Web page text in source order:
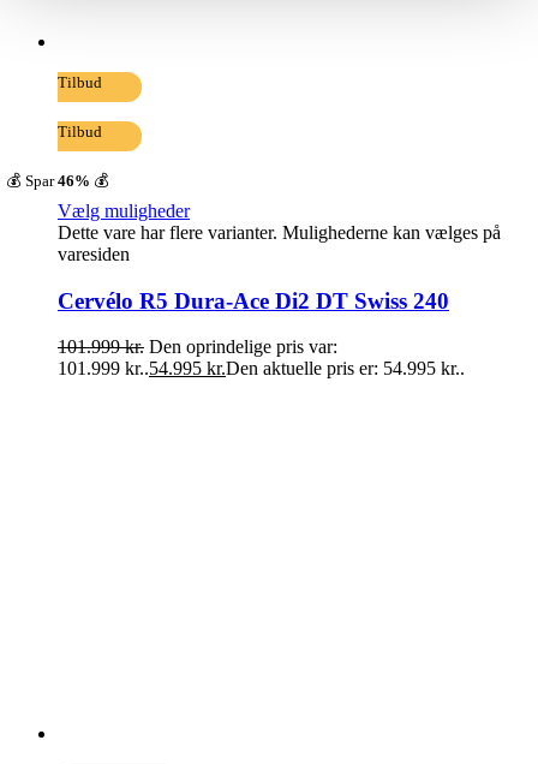
Tilbud
Tilbud
💰 Spar46% 💰
Vælg muligheder
Dette vare har flere varianter. Mulighederne kan vælges på
varesiden
Cervélo R5 Dura-Ace Di2 DT Swiss 240
101.999kr. Den oprindelige pris var:
101.999 kr..54.995 kr.Den aktuelle pris er: 54.995 kr..